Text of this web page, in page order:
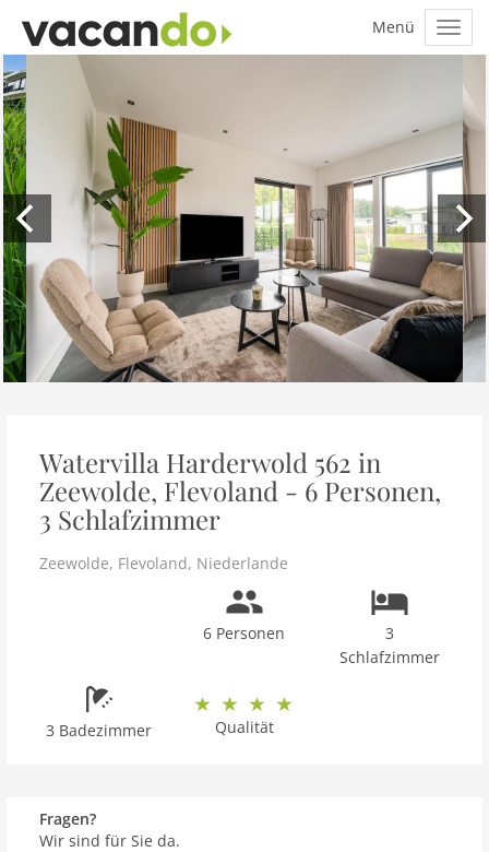
Watervilla Harderwold 562 in
Zeewolde, Flevoland - 6 Personen,
3 Schlafzimmer
Zeewolde, Flevoland, Niederlande
6 Personen
3
Schlafzimmer
3 Badezimmer Qualität
Fragen?
Wir sind für Sie da.